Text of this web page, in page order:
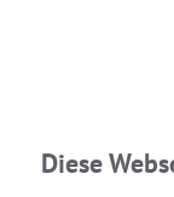
Diese